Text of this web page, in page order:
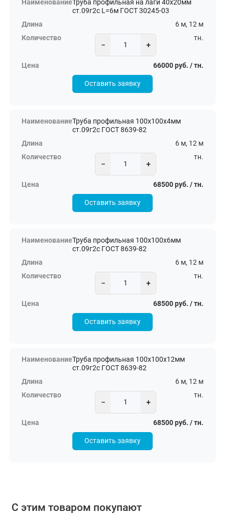
Труба профильная на лаги 40х20мм
ст.09г2с L=6м ГОСТ 30245-03
6 м, 12 м
− +
тн.
66000 руб. / тн.
Оставить заявку
Труба профильная 100х100х4мм
ст.09г2с ГОСТ 8639-82
6 м, 12 м
− +
тн.
68500 руб. / тн.
Оставить заявку
Труба профильная 100х100х6мм
ст.09г2с ГОСТ 8639-82
6 м, 12 м
− +
тн.
68500 руб. / тн.
Оставить заявку
Труба профильная 100х100х12мм
ст.09г2с ГОСТ 8639-82
6 м, 12 м
− +
тн.
68500 руб. / тн.
Оставить заявку
С этим товаром покупают